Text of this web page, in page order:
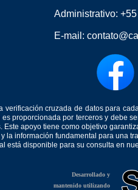
Administrativo:
E-mail:
verificación cruzada de datos para
proporcionada por terceros y debe
Este apoyo tiene como objetivo
la información fundamental para una
está disponible para su consulta en
Desarrollado y
mantenido utilizando